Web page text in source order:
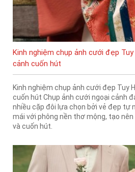
Kinh nghiệm chụp ảnh cưới đẹp Tuy
cảnh cuốn hút
Kinh nghiệm chụp ảnh cưới đẹp Tuy
cuốn hút Chụp ảnh cưới ngoại cảnh
nhiều cặp đôi lựa chọn bởi vẻ đẹp tự
mái với phông nền thơ mộng, tạo
và cuốn hút.